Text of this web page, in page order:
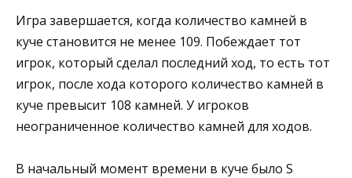
Игра завершается, когда количество камней в
куче становится не менее 109. Побеждает тот
игрок, который сделал последний ход, то есть тот
игрок, после хода которого количество камней в
куче превысит 108 камней. У игроков
неограниченное количество камней для ходов.
В начальный момент времени в куче было S